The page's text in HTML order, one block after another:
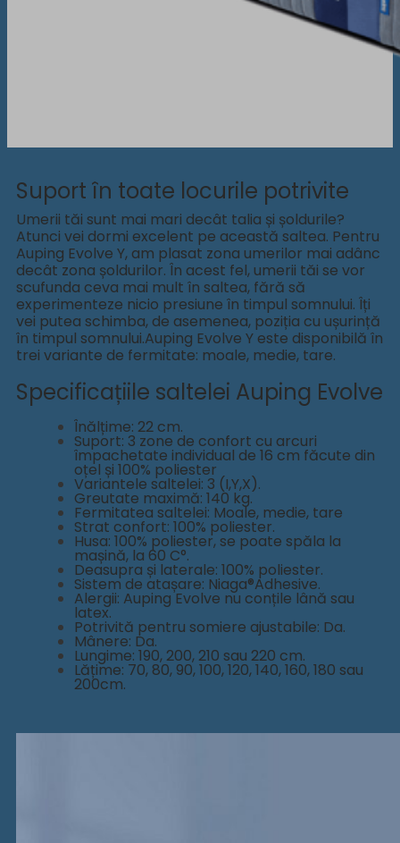
Suport în toate locurile potrivite
Umerii tăi sunt mai mari decât talia și șoldurile?
Atunci vei dormi excelent pe această saltea. Pentru
Auping Evolve Y, am plasat zona umerilor mai adânc
decât zona șoldurilor. În acest fel, umerii tăi se vor
scufunda ceva mai mult în saltea, fără să
experimenteze nicio presiune în timpul somnului. Îți
vei putea schimba, de asemenea, poziția cu ușurință
în timpul somnului.Auping Evolve Y este disponibilă în
trei variante de fermitate: moale, medie, tare.
Specificațiile saltelei Auping Evolve
Înălțime: 22 cm.
Suport: 3 zone de confort cu arcuri
împachetate individual de 16 cm făcute din
oțel și 100% poliester
Variantele saltelei: 3 (I,Y,X).
Greutate maximă: 140 kg.
Fermitatea saltelei: Moale, medie, tare
Strat confort: 100% poliester.
Husa: 100% poliester, se poate spăla la
mașină, la 60 C°.
Deasupra și laterale: 100% poliester.
Sistem de atașare: Niaga®Adhesive.
Alergii: Auping Evolve nu conțile lână sau
latex.
Potrivită pentru somiere ajustabile: Da.
Mânere: Da.
Lungime: 190, 200, 210 sau 220 cm.
Lățime: 70, 80, 90, 100, 120, 140, 160, 180 sau
200cm.